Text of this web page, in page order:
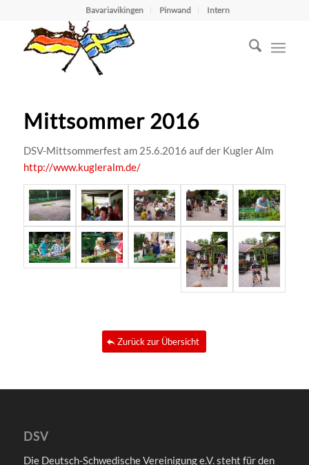
Bavariavikingen Pinwand Intern
Mittsommer 2016
DSV-Mittsommerfest am 25.6.2016 auf der Kugler Alm
http://www.kugleralm.de/
Zurück zur Übersicht
DSV
Die Deutsch-Schwedische Vereinigung e.V. steht für den